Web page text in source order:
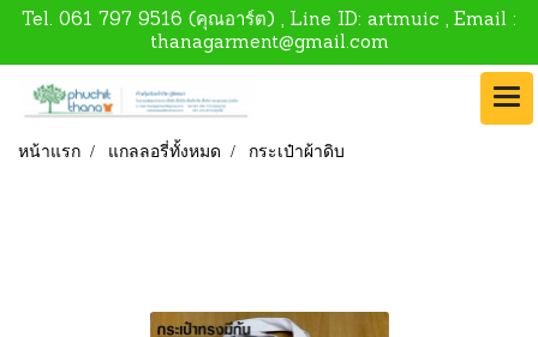
Tel. 061 797 9516 (คุณอาร์ต) , Line ID: artmuic , Email :
thanagarment@gmail.com
หน้าแรก แกลลอรี่ทั้งหมด กระเป๋าผ้าดิบ